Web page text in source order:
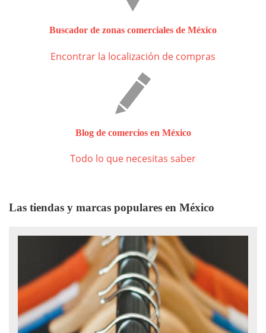
Buscador de zonas comerciales de México
Encontrar la localización de compras
Blog de comercios en México
Todo lo que necesitas saber
Las tiendas y marcas populares en México